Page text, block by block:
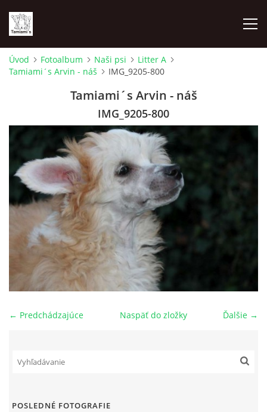
ÚVOD
NAŠI ŠAMPIÓNI
FOTOALBUM
NAŠI PSI
Z TEÓRIE
Úvod Fotoalbum Naši psi
Litter A
Tamiami´s Arvin - náš
IMG_9205-800
Tamiami´s Arvin - náš
IMG_9205-800
← Predchádzajúce Ďalšie →
Naspäť do zložky
POSLEDNÉ FOTOGRAFIE